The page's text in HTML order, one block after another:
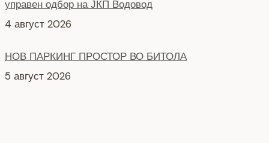
4 август 2026
5 август 2026